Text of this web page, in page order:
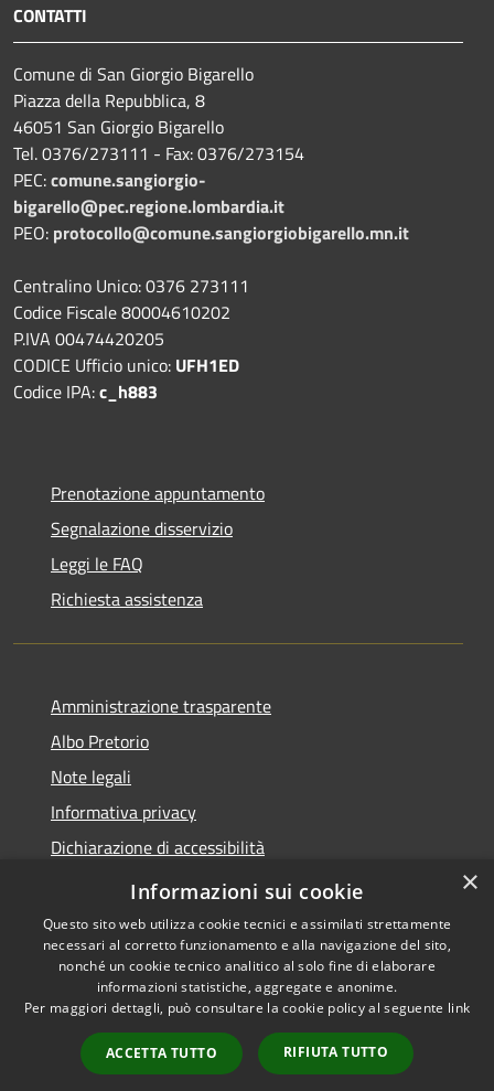
CONTATTI
Comune di San Giorgio Bigarello
Piazza della Repubblica, 8
46051 San Giorgio Bigarello
Tel. 0376/273111 - Fax: 0376/273154
PEC:comune.sangiorgio-
bigarello@pec.regione.lombardia.it
PEO: protocollo@comune.sangiorgiobigarello.mn.it
Centralino Unico: 0376 273111
Codice Fiscale 80004610202
P.IVA 00474420205
CODICE Ufficio unico: UFH1ED
Codice IPA:c_h883
Prenotazione appuntamento
Segnalazione disservizio
Leggi le FAQ
Richiesta assistenza
Amministrazione trasparente
Albo Pretorio
Note legali
Informativa privacy
Dichiarazione di accessibilità
Obiettivi di accessibilità
Accessibilità
Copyright © 2026 • Comune di
San Giorgio Bigarello •
Powered byMunicipium
Accesso redazione
×
Informazioni sui cookie
Questo sito web utilizza cookie tecnici e assimilati strettamente
necessari al corretto funzionamento e alla navigazione del sito,
nonché un cookie tecnico analitico al solo fine di elaborare
informazioni statistiche, aggregate e anonime.
Per maggiori dettagli, può consultare la cookie policy al seguente link
ACCETTA TUTTO RIFIUTA TUTTO